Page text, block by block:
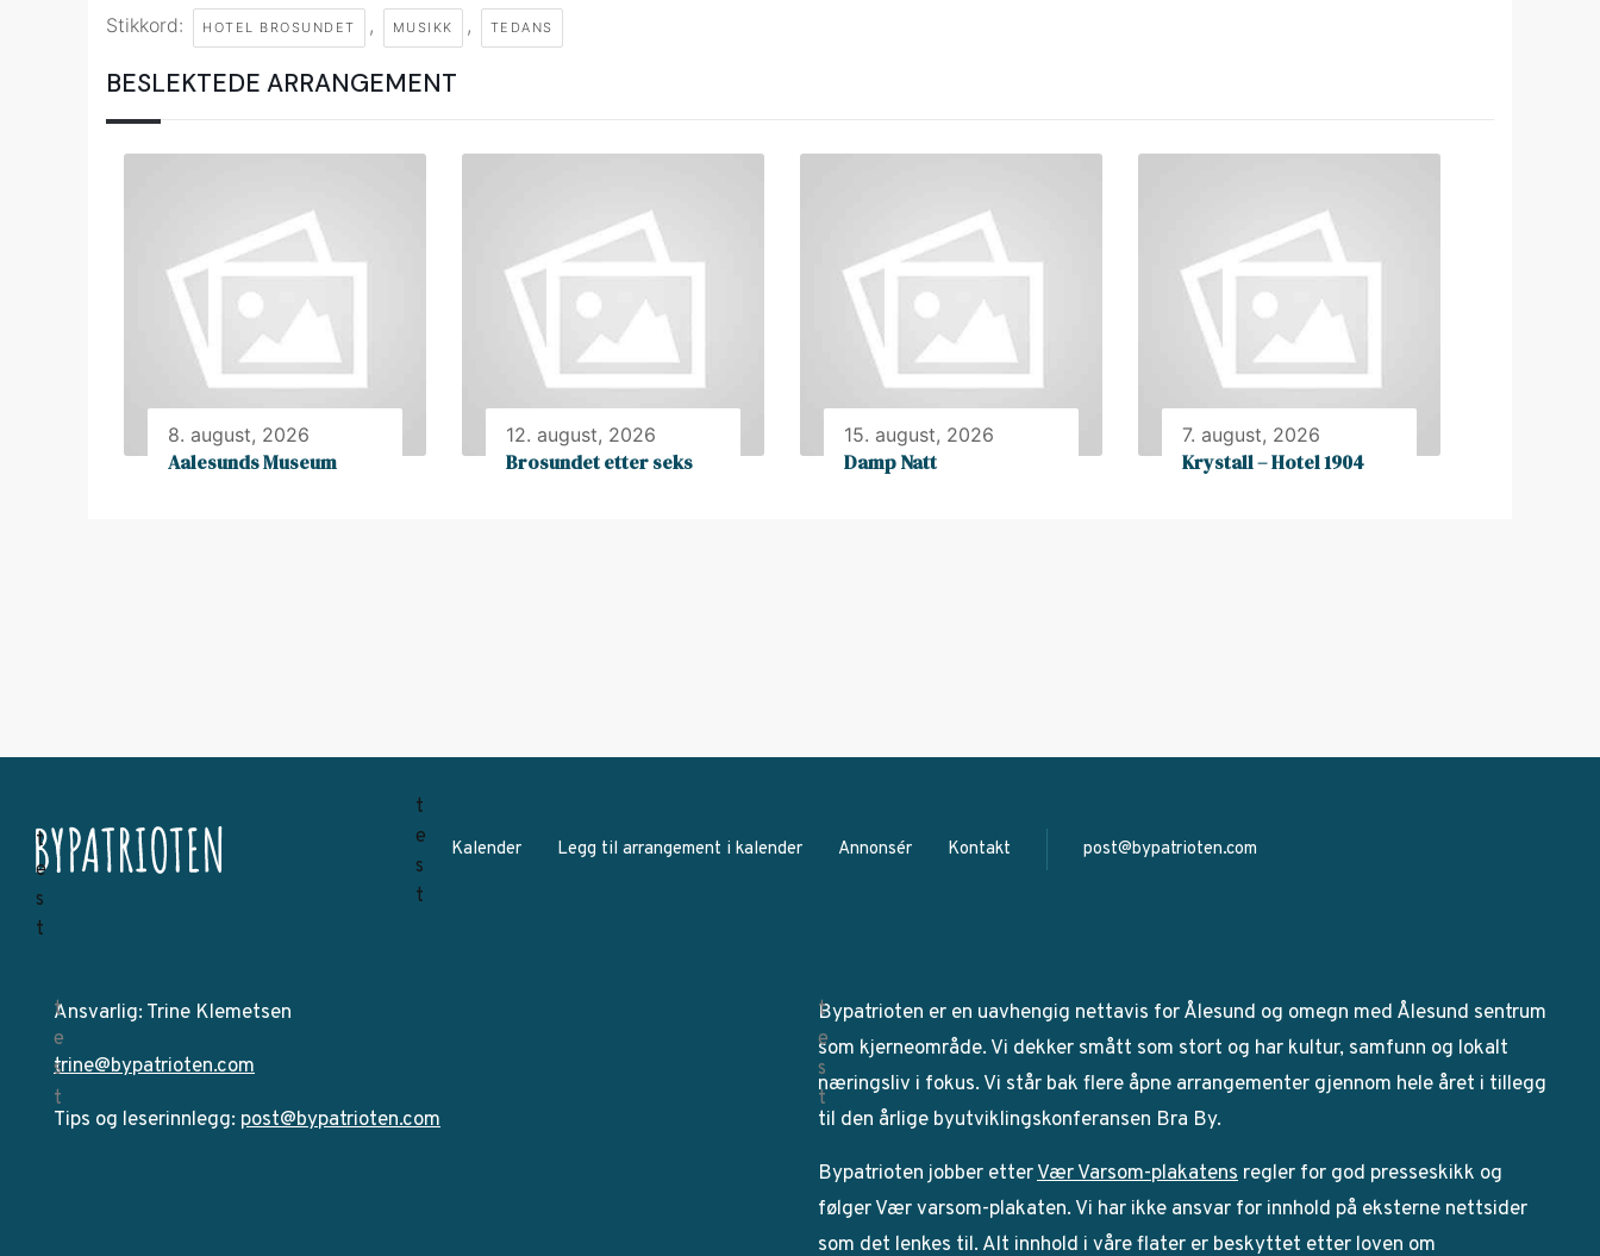
Stikkord: HOTEL BROSUNDET , MUSIKK , TEDANS
BESLEKTEDE ARRANGEMENT
8. august, 2026
Aalesunds Museum
12. august, 2026
Brosundet etter seks
15. august, 2026
Damp Natt
7. august, 2026
Krystall – Hotel 1904
Kalender Legg til arrangement i kalender Annonsér Kontakt post@bypatrioten.com
Ansvarlig: Trine Klemetsen
trine@bypatrioten.com
Tips og leserinnlegg: post@bypatrioten.com
Bypatrioten er en uavhengig nettavis for Ålesund og omegn med Ålesund sentrum
som kjerneområde. Vi dekker smått som stort og har kultur, samfunn og lokalt
næringsliv i fokus. Vi står bak flere åpne arrangementer gjennom hele året i tillegg
til den årlige byutviklingskonferansen Bra By.
Bypatrioten jobber etterVær Varsom-plakatens regler for god presseskikk og
følger Vær varsom-plakaten. Vi har ikke ansvar for innhold på eksterne nettsider
som det lenkes til. Alt innhold i våre flater er beskyttet etter loven om